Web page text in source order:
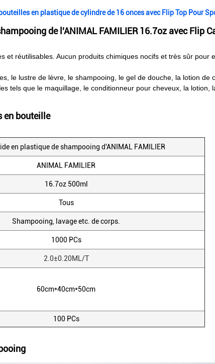
en plastique de cylindre de 16 onces avec Flip Top Pour
de l'ANIMAL FAMILIER 16.7oz avec Flip
et réutilisables. Aucun produits chimiques nocifs et très sûr pour
le lustre de lèvre, le shampooing, le gel de douche, la lotion de
tels que le maquillage, le conditionneur pour cheveux, la lotion,
en bouteille
en plastique de shampooing d'ANIMAL FAMILIER
ANIMAL FAMILIER
16.7oz 500ml
Tous
Shampooing, lavage etc. de corps.
1000 PCs
2.0±0.20ML/T
60cm*40cm*50cm
100 PCs